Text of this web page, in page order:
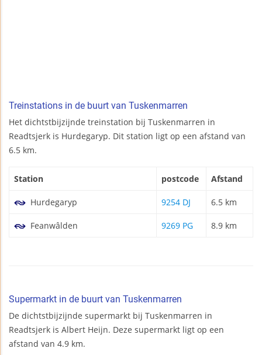
Treinstations in de buurt van Tuskenmarren
Het dichtstbijzijnde treinstation bij Tuskenmarren in
Readtsjerk is Hurdegaryp. Dit station ligt op een afstand van
6.5 km.
Station postcode Afstand
Hurdegaryp 9254 DJ 6.5 km
Feanwâlden 9269 PG 8.9 km
Supermarkt in de buurt van Tuskenmarren
De dichtstbijzijnde supermarkt bij Tuskenmarren in
Readtsjerk is Albert Heijn. Deze supermarkt ligt op een
afstand van 4.9 km.